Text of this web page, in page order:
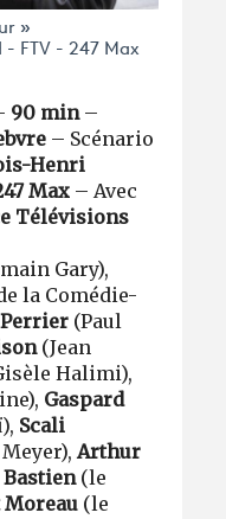
»
FTV - 247 Max
90 min–
– Scénario
Henri
Max – Avec
Télévisions
Gary),
la Comédie-
(Paul
(Jean
Halimi),
Gaspard
Scali
Arthur
(le
Moreau (le